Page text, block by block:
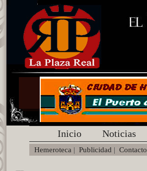
Inicio Noticias
Hemeroteca | Publicidad | Contacto